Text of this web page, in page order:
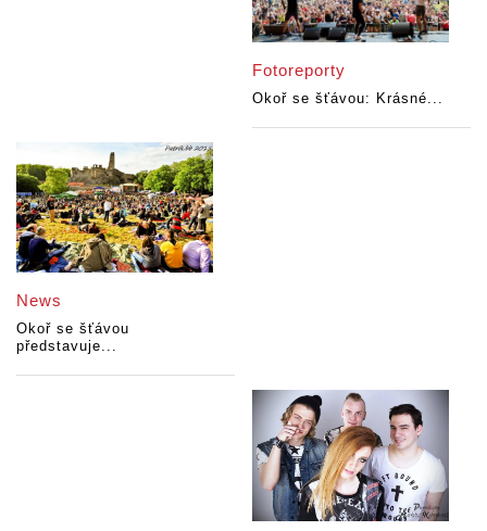
Fotoreporty
Okoř se šťávou: Krásné...
News
Okoř se šťávou
představuje...